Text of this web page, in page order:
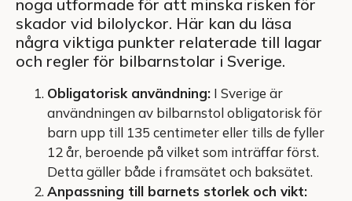
noga utformade för att minska risken för
skador vid bilolyckor. Här kan du läsa
några viktiga punkter relaterade till lagar
och regler för bilbarnstolar i Sverige.
Obligatorisk användning: I Sverige är
användningen av bilbarnstol obligatorisk för
barn upp till 135 centimeter eller tills de fyller
12 år, beroende på vilket som inträffar först.
Detta gäller både i framsätet och baksätet.
Anpassning till barnets storlek och vikt: